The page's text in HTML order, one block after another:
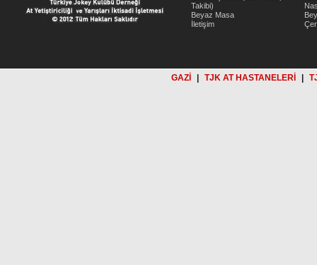
Takibi)
Beyaz Masa
İletişim
GAZİ TJK AT HASTANELERİ